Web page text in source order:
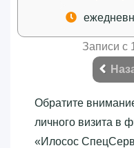
Записи с
Обратите
личного визита в
«‎Илосос